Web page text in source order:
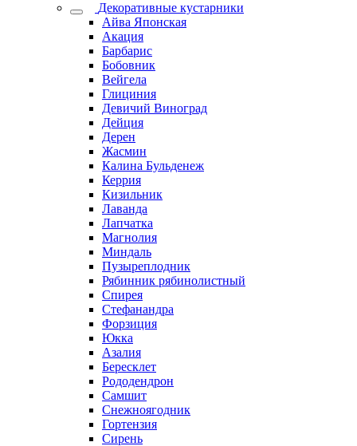
Декоративные кустарники
Айва Японская
Акация
Барбарис
Бобовник
Вейгела
Глициния
Девичий Виноград
Дейция
Дерен
Жасмин
Калина Бульденеж
Керрия
Кизильник
Лаванда
Лапчатка
Магнолия
Миндаль
Пузыреплодник
Рябинник рябинолистный
Спирея
Стефанандра
Форзиция
Юкка
Азалия
Бересклет
Рододендрон
Самшит
Снежноягодник
Гортензия
Сирень